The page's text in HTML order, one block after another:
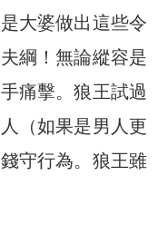
大婆做出這些令
綱！無論縱容是
痛擊。狼王試過
（如果是男人更
守行為。狼王雖